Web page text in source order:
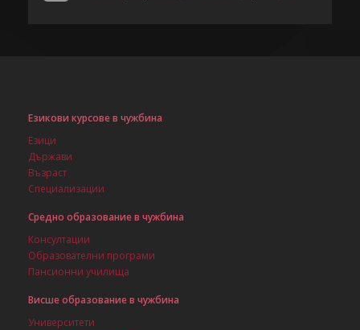
Езикови курсове в чужбина
Езици
Държави
Възраст
Специализации
Средно образование в чужбина
Консултации
Образователни програми
Пансионни училища
Висше образование в чужбина
Университети